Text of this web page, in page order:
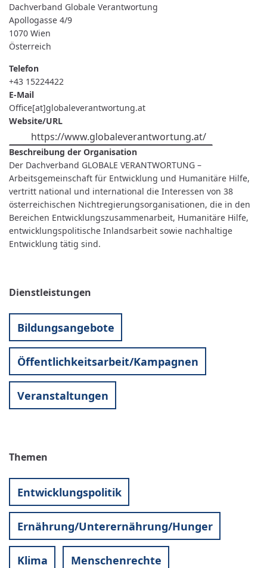
Dachverband Globale Verantwortung
Apollogasse 4/9
1070 Wien
Österreich
Telefon
+43 15224422
E-Mail
Office[at]globaleverantwortung.at
Website/URL
https://www.globaleverantwortung.at/
Beschreibung der Organisation
Der Dachverband GLOBALE VERANTWORTUNG –
Arbeitsgemeinschaft für Entwicklung und Humanitäre Hilfe,
vertritt national und international die Interessen von 38
österreichischen Nichtregierungsorganisationen, die in den
Bereichen Entwicklungszusammenarbeit, Humanitäre Hilfe,
entwicklungspolitische Inlandsarbeit sowie nachhaltige
Entwicklung tätig sind.
Dienstleistungen
Bildungsangebote
Öffentlichkeitsarbeit/Kampagnen
Veranstaltungen
Themen
Entwicklungspolitik
Ernährung/Unterernährung/Hunger
Klima Menschenrechte